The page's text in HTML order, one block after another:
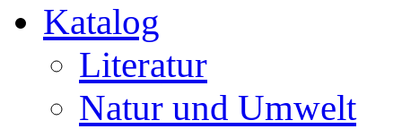
Katalog
Literatur
Natur und Umwelt